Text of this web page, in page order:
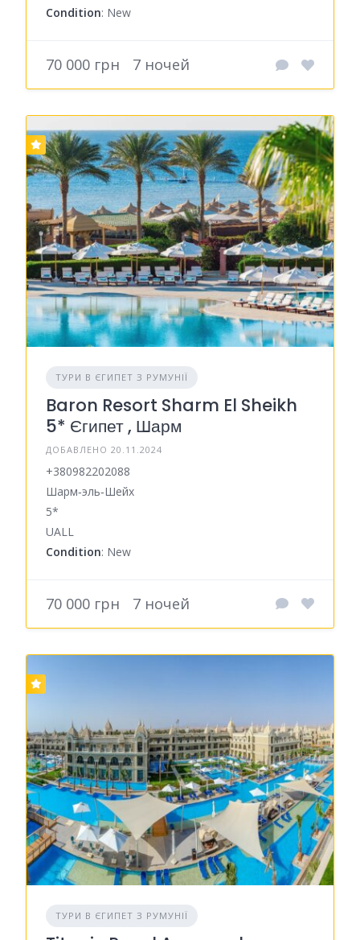
Condition: New
70 000 грн 7 ночей
ТУРИ В ЄГИПЕТ З РУМУНІЇ
Baron Resort Sharm El Sheikh
5* Єгипет , Шарм
ДОБАВЛЕНО 20.11.2024
+380982202088
Шарм‑эль‑Шейх
5*
UALL
Condition: New
70 000 грн 7 ночей
ТУРИ В ЄГИПЕТ З РУМУНІЇ